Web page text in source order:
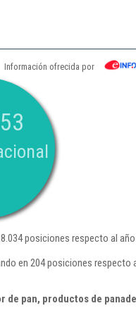
Información ofrecida por
posiciones respecto al año
en 204 posiciones respecto
de pan, productos de